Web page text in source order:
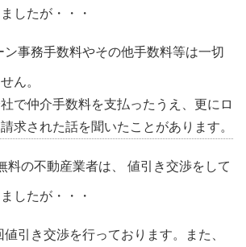
したが・・・
ン事務手数料やその他手数料等は一切
ん。
で仲介手数料を支払ったうえ、更にロ
求された話を聞いたことがあります。
料の不動産業者は、 値引き交渉をして
したが・・・
引き交渉を行っております。また、